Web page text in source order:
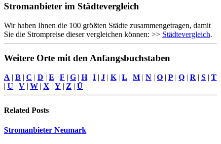
Stromanbieter im Städtevergleich
Wir haben Ihnen die 100 größten Städte zusammengetragen, damit
Sie die Strompreise dieser vergleichen können: >> Städtevergleich.
Weitere Orte mit den Anfangsbuchstaben
A | B | C | D | E | F | G | H| I | J | K | L | M | N | O | P | Q | R | S | T
| U | V | W | X | Y | Z | Ü
Related Posts
Stromanbieter Neumark